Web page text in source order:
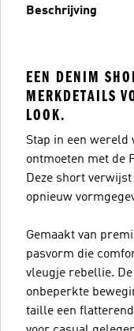
Beschrijving
EEN DENIM
MERKDETAILS
LOOK.
Stap in een
ontmoeten met de
Deze short
opnieuw
Gemaakt van
pasvorm die
vleugje rebellie.
onbeperkte
taille een